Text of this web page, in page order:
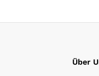
Über